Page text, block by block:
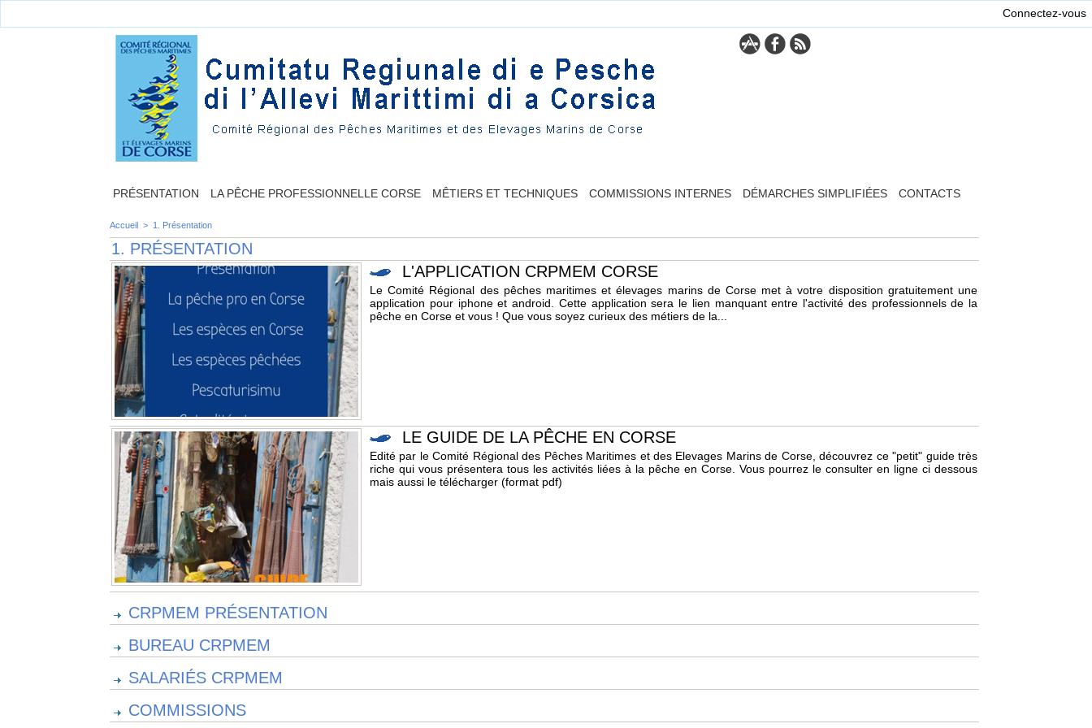
Connectez-vous
PRÉSENTATION LA PÊCHE PROFESSIONNELLE CORSE MÊTIERS ET TECHNIQUES COMMISSIONS INTERNES DÉMARCHES SIMPLIFIÉES CONTACTS
Accueil > 1. Présentation
1. PRÉSENTATION
L'APPLICATION CRPMEM CORSE
Le Comité Régional des pêches maritimes et élevages marins de Corse met à votre disposition gratuitement une
application pour iphone et android. Cette application sera le lien manquant entre l'activité des professionnels de la
pêche en Corse et vous ! Que vous soyez curieux des métiers de la...
LE GUIDE DE LA PÊCHE EN CORSE
Edité par le Comité Régional des Pêches Maritimes et des Elevages Marins de Corse, découvrez ce "petit" guide très
riche qui vous présentera tous les activités liées à la pêche en Corse. Vous pourrez le consulter en ligne ci dessous
mais aussi le télécharger (format pdf)
CRPMEM PRÉSENTATION
BUREAU CRPMEM
SALARIÉS CRPMEM
COMMISSIONS